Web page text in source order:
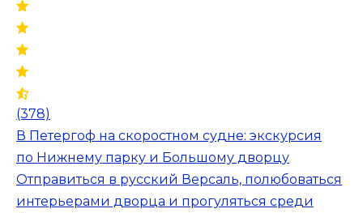
(378)
В Петергоф на скоростном судне: экскурсия
по Нижнему парку и Большому дворцу
Отправиться в русский Версаль, полюбоваться
интерьерами дворца и прогуляться среди